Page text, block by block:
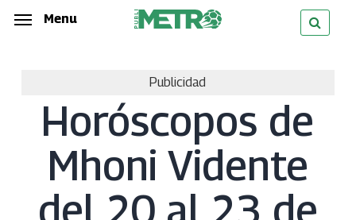
Skip
Menu
Publicidad
Horóscopos de
Mhoni Vidente
del 20 al 23 de
Menu